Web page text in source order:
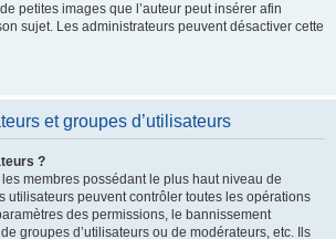
petites images que l’auteur peut insérer afin
sujet. Les administrateurs peuvent désactiver cette
et groupes d’utilisateurs
?
membres possédant le plus haut niveau de
utilisateurs peuvent contrôler toutes les opérations
des permissions, le bannissement
groupes d’utilisateurs ou de modérateurs, etc. Ils